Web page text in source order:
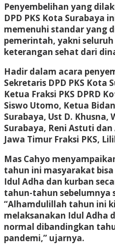
Penyembelihan yang
DPD PKS Kota Surabaya
memenuhi standar yang
pemerintah, yakni
keterangan sehat dari
Hadir dalam acara
Sekretaris DPD PKS Kota
Ketua Fraksi PKS DPRD
Siswo Utomo, Ketua
Surabaya, Ust D. Khusna,
Surabaya, Reni Astuti
Jawa Timur Fraksi PKS,
Mas Cahyo
tahun ini masyarakat
Idul Adha dan kurban
tahun-tahun sebelumnya
“Alhamdulillah tahun ini
melaksanakan Idul Adha
normal dibandingkan
pandemi,” ujarnya.